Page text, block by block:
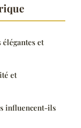
et
et
influencent-ils